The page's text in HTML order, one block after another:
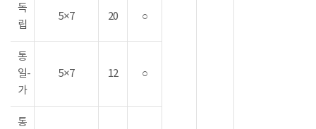
독
립
5×7 20 ○
통
일-
가
5×7 12 ○
통